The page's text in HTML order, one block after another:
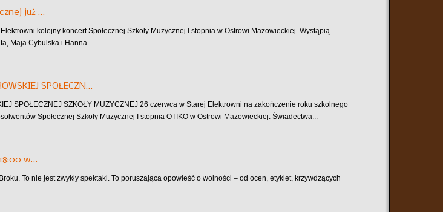
już …
kolejny koncert Społecznej Szkoły Muzycznej I stopnia w Ostrowi Mazowieckiej. Wystąpią
Maja Cybulska i Hanna...
SPOŁECZN…
SPOŁECZNEJ SZKOŁY MUZYCZNEJ 26 czerwca w Starej Elektrowni na zakończenie roku szkolnego
Społecznej Szkoły Muzycznej I stopnia OTIKO w Ostrowi Mazowieckiej. Świadectwa...
w…
To nie jest zwykły spektakl. To poruszająca opowieść o wolności – od ocen, etykiet, krzywdzących